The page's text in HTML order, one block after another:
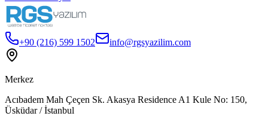
+90 (216) 599 1502 info@rgsyazilim.com
Merkez
Acıbadem Mah Çeçen Sk. Akasya Residence A1 Kule No: 150,
Üsküdar / İstanbul